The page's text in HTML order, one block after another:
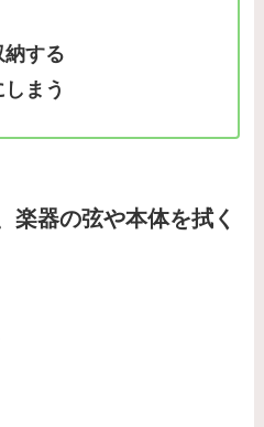
納する
まう
楽器の弦や本体を拭く